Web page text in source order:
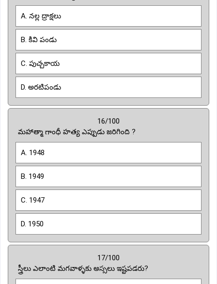
A. నల్ల ద్రాక్షలు
B. కివి పండు
C. పుచ్చకాయ
D. అరటిపండు
16/100
మహాత్మా గాంధీ హత్య ఎప్పుడు జరిగింది ?
A. 1948
B. 1949
C. 1947
D. 1950
17/100
స్త్రీలు ఎలాంటి మగవాళ్ళకు అస్సలు ఇష్టపడరు?